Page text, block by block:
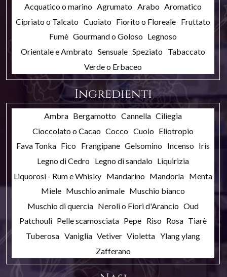
Acquatico o marino Agrumato Arabo Aromatico
Cipriato o Talcato Cuoiato Fiorito o Floreale Fruttato
Fumè Gourmand o Goloso Legnoso
Orientale e Ambrato Sensuale Speziato Tabaccato
Verde o Erbaceo
Ingredienti
Ambra Bergamotto Cannella Ciliegia
Cioccolato o Cacao Cocco Cuoio Eliotropio
Fava Tonka Fico Frangipane Gelsomino Incenso Iris
Legno di Cedro Legno di sandalo Liquirizia
Liquorosi - Rum e Whisky Mandarino Mandorla Menta
Miele Muschio animale Muschio bianco
Muschio di quercia Neroli o Fiori d'Arancio Oud
Patchouli Pelle scamosciata Pepe Riso Rosa Tiarè
Tuberosa Vaniglia Vetiver Violetta Ylang ylang
Zafferano